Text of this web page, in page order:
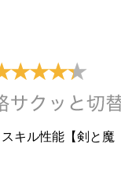
キル性能【剣と魔